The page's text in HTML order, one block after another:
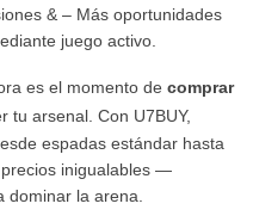
& – Más oportunidades
juego activo.
es el momento de comprar
tu arsenal. Con U7BUY,
espadas estándar hasta
inigualables —
dominar la arena.